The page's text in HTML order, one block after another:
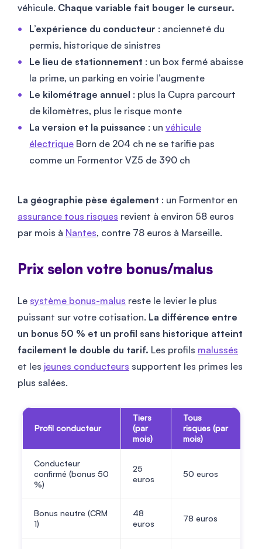
véhicule. Chaque variable fait bouger le curseur.
L’expérience du conducteur : ancienneté du
permis, historique de sinistres
Le lieu de stationnement : un box fermé abaisse
la prime, un parking en voirie l’augmente
Le kilométrage annuel : plus la Cupra parcourt
de kilomètres, plus le risque monte
La version et la puissance : un véhicule
électrique Born de 204 ch ne se tarifie pas
comme un Formentor VZ5 de 390 ch
La géographie pèse également : un Formentor en
assurance tous risques revient à environ 58 euros
par mois à Nantes, contre 78 euros à Marseille.
Prix selon votre bonus/malus
Le système bonus-malus reste le levier le plus
puissant sur votre cotisation. La différence entre
un bonus 50 % et un profil sans historique atteint
facilement le double du tarif. Les profils malussés
et les jeunes conducteurs supportent les primes les
plus salées.
Profil conducteur
Tiers
(par
mois)
Tous
risques (par
mois)
Conducteur
confirmé (bonus 50
%)
25
euros
50 euros
Bonus neutre (CRM
1)
48
euros
78 euros